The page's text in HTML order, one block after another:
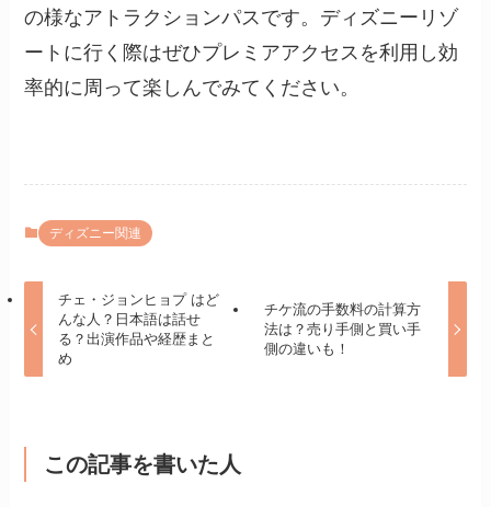
の様なアトラクションパスです。ディズニーリゾ
ートに行く際はぜひプレミアアクセスを利用し効
率的に周って楽しんでみてください。
ディズニー関連
チェ・ジョンヒョプ はど
んな人？日本語は話せ
る？出演作品や経歴まと
め
チケ流の手数料の計算方
法は？売り手側と買い手
側の違いも！
この記事を書いた人